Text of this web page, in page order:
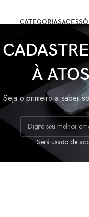
À
Seja o primeiro a saber
Será usado de
CATEGORIAS
Base
FILTRAR